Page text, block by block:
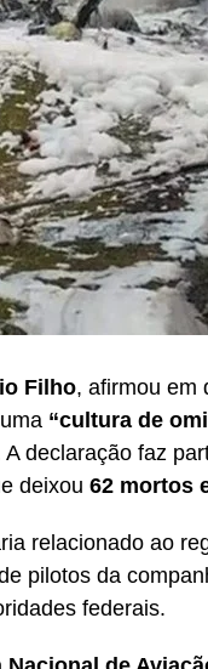
Filho, afirmou em
“cultura de
declaração faz
deixou 62 mortos
relacionado ao
pilotos da
federais.